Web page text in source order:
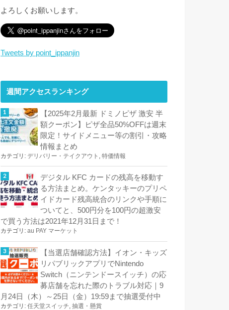
よろしくお願いします。
Tweets by point_ippanjin
週間アクセスランキング
【2025年2月最新 ドミノピザ 激安 半
額クーポン】ピザ全品50%OFFは週末
限定！サイドメニュー等の割引・攻略
情報まとめ
カテゴリ: デリバリー・テイクアウト , 特価情報
デジタル KFC カードの残高を移動す
る方法まとめ。ケンタッキーのプリペ
イドカード残高統合のリンクや手順に
ついてと、500円分を100円の超激安
で買う方法は2021年12月31日まで！
カテゴリ: au PAY マーケット
【当選店舗確認方法】イオン・キッズ
リパブリックアプリでNintendo
Switch（ニンテンドースイッチ）の応
募店舗を忘れた際のトラブル対応｜9
月24日（木）～25日（金）19:59まで抽選受付中
カテゴリ: 任天堂スイッチ 抽選・懸賞